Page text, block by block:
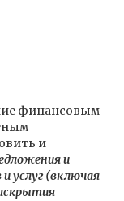
финансовым
и
и
услуг (включая